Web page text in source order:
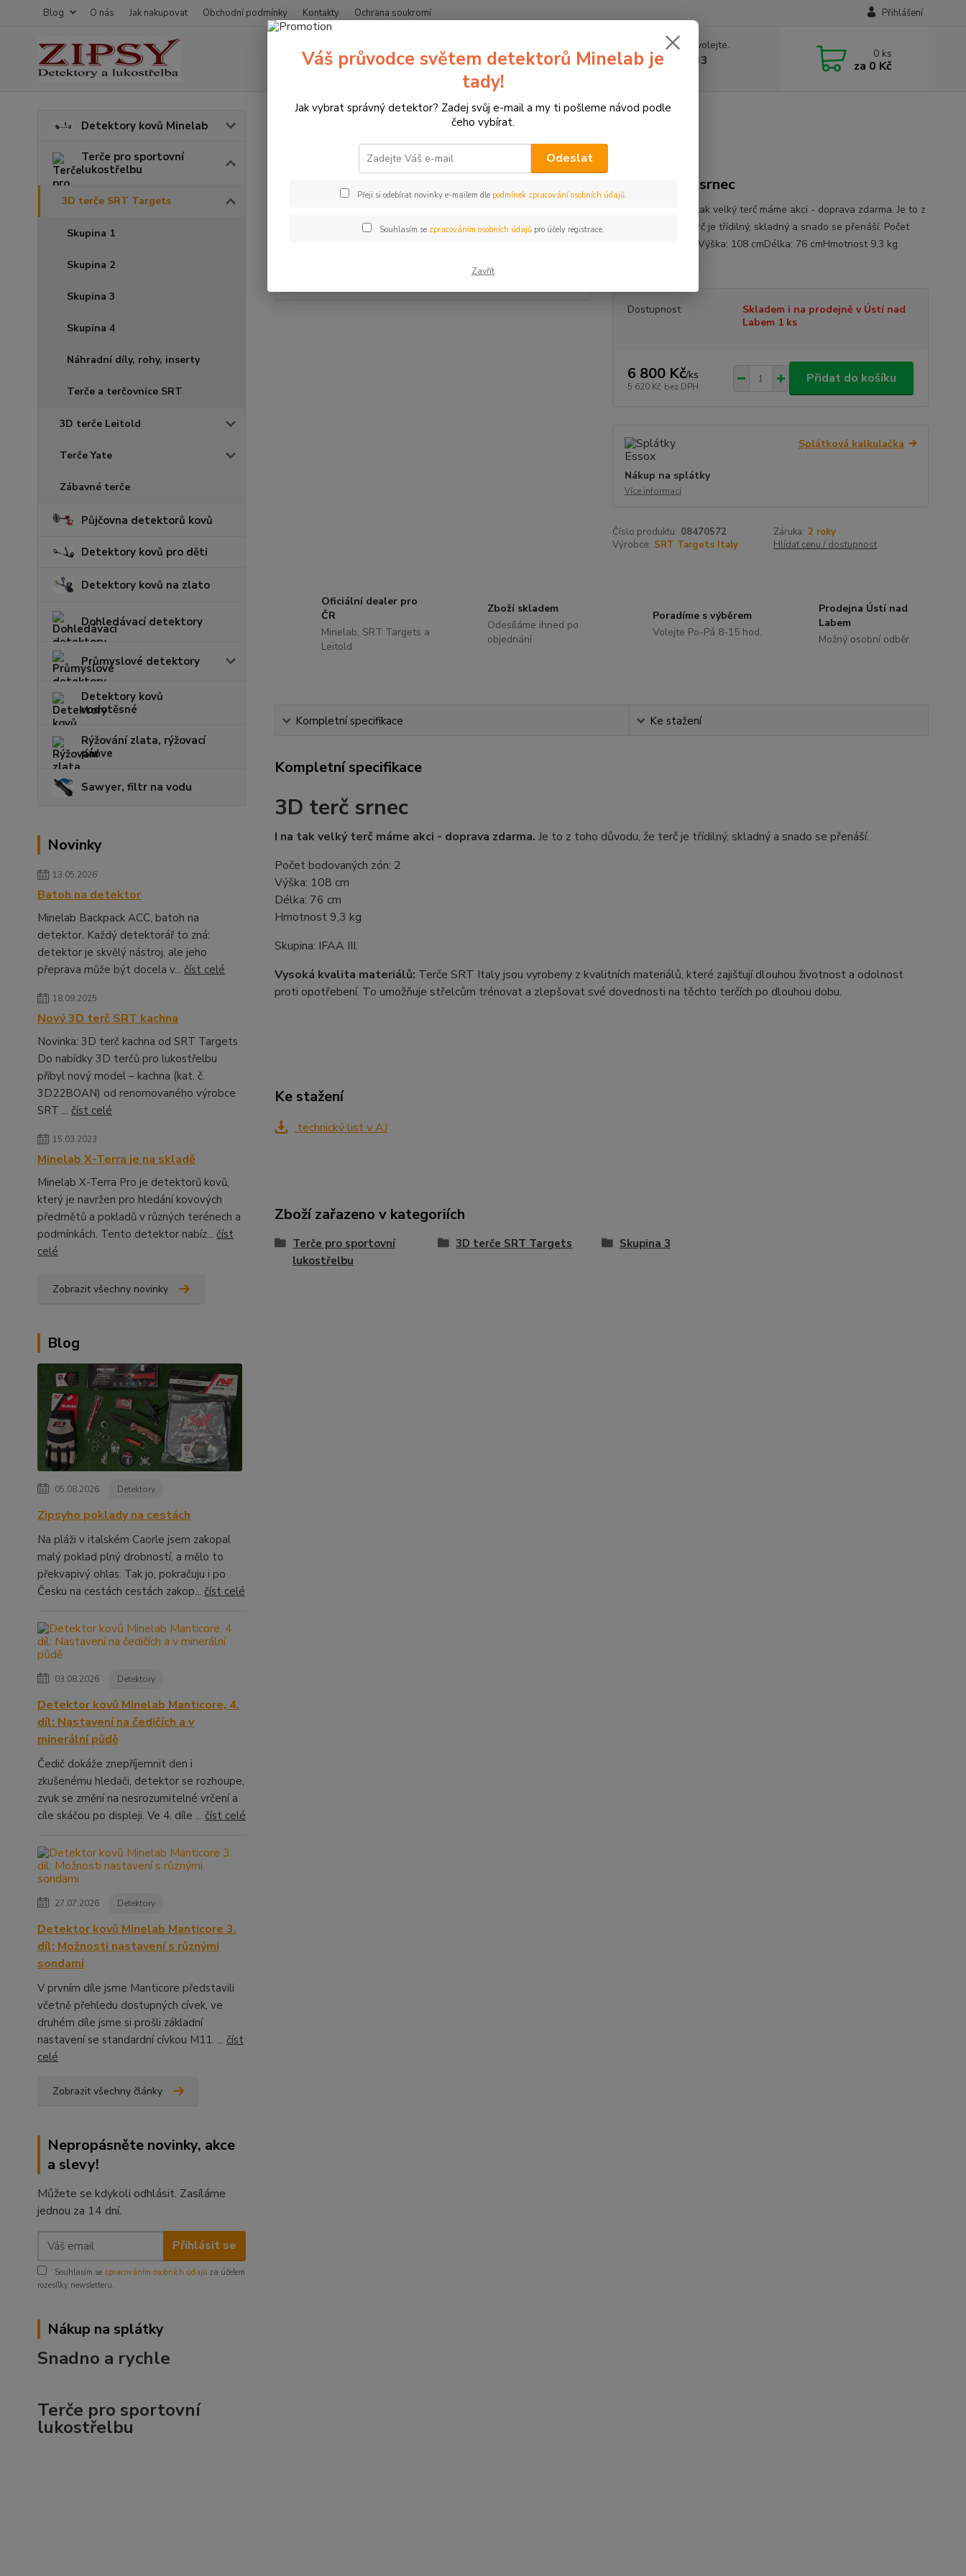
Blog O nás Jak nakupovat Obchodní podmínky Kontakty Ochrana soukromí Přihlášení
Hledat
Nevíte si rady? Zavolejte.
+420774877333 0 ks
za 0 Kč
Detektory kovů Minelab
Terče pro sportovní
lukostřelbu
3D terče SRT Targets
Skupina 1
Skupina 2
Skupina 3
Skupina 4
Náhradní díly, rohy, inserty
Terče a terčovnice SRT
3D terče Leitold
Terče Yate
Zábavné terče
Půjčovna detektorů kovů
Detektory kovů pro děti
Detektory kovů na zlato
Dohledávací detektory
Průmyslové detektory
Detektory kovů
vodotěsné
Rýžování zlata, rýžovací
pánve
Sawyer, filtr na vodu
Novinky
13.05.2026
Batoh na detektor
Minelab Backpack ACC, batoh na
detektor. Každý detektorář to zná:
detektor je skvělý nástroj, ale jeho
přeprava může být docela v... číst celé
18.09.2025
Nový 3D terč SRT kachna
Novinka: 3D terč kachna od SRT Targets
Do nabídky 3D terčů pro lukostřelbu
přibyl nový model – kachna (kat. č.
3D22BOAN) od renomovaného výrobce
SRT ... číst celé
15.03.2023
Minelab X-Terra je na skladě
Minelab X-Terra Pro je detektorů kovů,
který je navržen pro hledání kovových
předmětů a pokladů v různých terénech a
podmínkách. Tento detektor nabíz... číst
celé
Zobrazit všechny novinky
Blog
05.08.2026 Detektory
Zipsyho poklady na cestách
Na pláži v italském Caorle jsem zakopal
malý poklad plný drobností, a mělo to
překvapivý ohlas. Tak jo, pokračuju i po
Česku na cestách cestách zakop... číst celé
03.08.2026 Detektory
Detektor kovů Minelab Manticore, 4.
díl: Nastavení na čedičích a v
minerální půdě
Čedič dokáže znepříjemnit den i
zkušenému hledači, detektor se rozhoupe,
zvuk se změní na nesrozumitelné vrčení a
cíle skáčou po displeji. Ve 4. díle ... číst celé
27.07.2026 Detektory
Detektor kovů Minelab Manticore 3.
díl: Možnosti nastavení s různými
sondami
V prvním díle jsme Manticore představili
včetně přehledu dostupných cívek, ve
druhém díle jsme si prošli základní
nastavení se standardní cívkou M11. ... číst
celé
Zobrazit všechny články
Nepropásněte novinky, akce
a slevy!
Můžete se kdykoli odhlásit. Zasíláme
jednou za 14 dní.
Přihlásit se
Souhlasím se zpracováním osobních údajů za účelem
rozesílky newsletteru.
Nákup na splátky
Snadno a rychle
Terče pro sportovní
lukostřelbu
Terče pro sportovní lukostřelbu 3D terče SRT Targets 3D terč srnec, terč SRT
3D terč srnec, terč SRT
Třídílný terč srnec
3D terč srnec I na tak velký terč máme akci - doprava zdarma. Je to z
toho důvodu, že terč je třídilný, skladný a snado se přenáší. Počet
bodovaných zón: 2Výška: 108 cmDélka: 76 cmHmotnost 9,3 kg
Dostupnost
Skladem i na prodejně v Ústí nad
Labem 1 ks
6 800 Kč/ks
5 620 Kč bez DPH
Přidat do košíku
Splátková kalkulačka
Nákup na splátky
Více informací
Číslo produktu: 08470572 Záruka: 2 roky
Výrobce: SRT Targets Italy Hlídat cenu / dostupnost
Oficiální dealer pro
ČR
Minelab, SRT Targets a
Leitold
Zboží skladem
Odesíláme ihned po
objednání
Poradíme s výběrem
Volejte Po-Pá 8-15 hod.
Prodejna Ústí nad
Labem
Možný osobní odběr
Kompletní specifikace Ke stažení
Kompletní specifikace
3D terč srnec
I na tak velký terč máme akci - doprava zdarma. Je to z toho důvodu, že terč je třídilný, skladný a snado se přenáší.
Počet bodovaných zón: 2
Výška: 108 cm
Délka: 76 cm
Hmotnost 9,3 kg
Skupina: IFAA III.
Vysoká kvalita materiálů: Terče SRT Italy jsou vyrobeny z kvalitních materiálů, které zajišťují dlouhou životnost a odolnost
proti opotřebení. To umožňuje střelcům trénovat a zlepšovat své dovednosti na těchto terčích po dlouhou dobu.
Ke stažení
technický list v AJ
Zboží zařazeno v kategoriích
Terče pro sportovní
lukostřelbu
3D terče SRT Targets Skupina 3
Váš průvodce světem detektorů Minelab je
tady!
Jak vybrat správný detektor? Zadej svůj e-mail a my ti pošleme návod podle
čeho vybírat.
Odeslat
Přeji si odebírat novinky e-mailem dle podmínek zpracování osobních údajů.
Souhlasím se zpracováním osobních údajůpro účely registrace.
Zavřít